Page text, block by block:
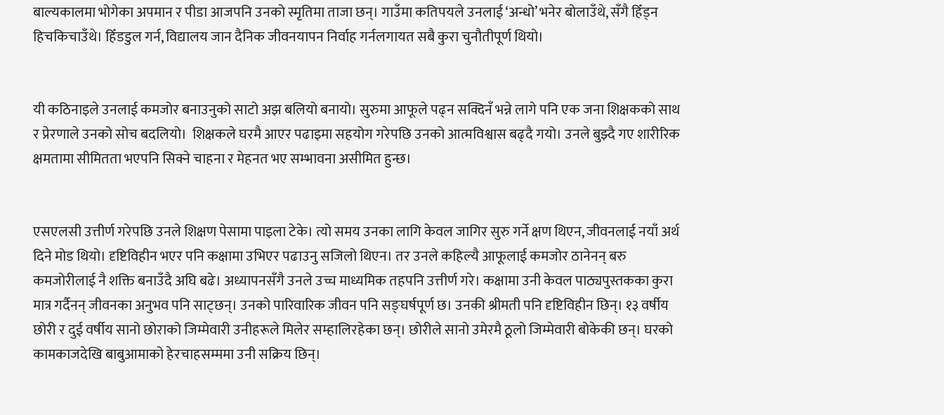
बाल्यकालमा भोगेका अपमान र पीडा आजपनि उनको स्मृतिमा ताजा छन्। गाउँमा कतिपयले उनलाई ‘अन्धो’ भनेर बोलाउँथे, सँगै हिँड्न
हिचकिचाउँथे। हिँडडुल गर्न, विद्यालय जान दैनिक जीवनयापन निर्वाह गर्नलगायत सबै कुरा चुनौतीपूर्ण थियो।
यी कठिनाइले उनलाई कमजोर बनाउनुको साटो अझ बलियो बनायो। सुरुमा आफूले पढ्न सक्दिनँ भन्ने लागे पनि एक जना शिक्षकको साथ
र प्रेरणाले उनको सोच बदलियो। शिक्षकले घरमै आएर पढाइमा सहयोग गरेपछि उनको आत्मविश्वास बढ्दै गयो। उनले बुझ्दै गए शारीरिक
क्षमतामा सीमितता भएपनि सिक्ने चाहना र मेहनत भए सम्भावना असीमित हुन्छ।
एसएलसी उत्तीर्ण गरेपछि उनले शिक्षण पेसामा पाइला टेके। त्यो समय उनका लागि केवल जागिर सुरु गर्ने क्षण थिएन, जीवनलाई नयाँ अर्थ
दिने मोड थियो। दृष्टिविहीन भएर पनि कक्षामा उभिएर पढाउनु सजिलो थिएन। तर उनले कहिल्यै आफूलाई कमजोर ठानेनन् बरु
कमजोरीलाई नै शक्ति बनाउँदै अघि बढे। अध्यापनसँगै उनले उच्च माध्यमिक तहपनि उत्तीर्ण गरे। कक्षामा उनी केवल पाठ्यपुस्तकका कुरा
मात्र गर्दैनन् जीवनका अनुभव पनि साट्छन्। उनको पारिवारिक जीवन पनि सङ्घर्षपूर्ण छ। उनकी श्रीमती पनि दृष्टिविहीन छिन्। १३ वर्षीय
छोरी र दुई वर्षीय सानो छोराको जिम्मेवारी उनीहरूले मिलेर सम्हालिरहेका छन्। छोरीले सानो उमेरमै ठूलो जिम्मेवारी बोकेकी छन्। घरको
कामकाजदेखि बाबुआमाको हेरचाहसम्ममा उनी सक्रिय छिन्।